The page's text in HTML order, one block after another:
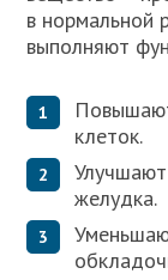
в нормальной
выполняют
клеток.
желудка.